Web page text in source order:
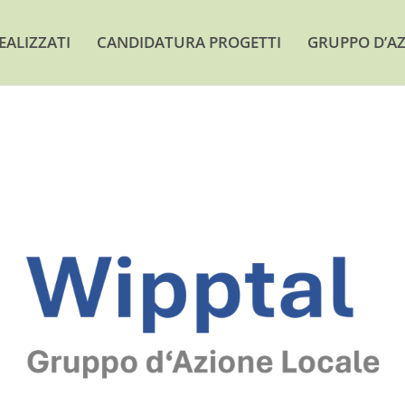
CANDIDATURA PROGETTI GRUPPO